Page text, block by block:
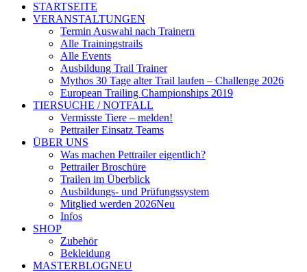
STARTSEITE
VERANSTALTUNGEN
Termin Auswahl nach Trainern
Alle Trainingstrails
Alle Events
Ausbildung Trail Trainer
Mythos 30 Tage alter Trail laufen – Challenge 2026
European Trailing Championships 2019
TIERSUCHE / NOTFALL
Vermisste Tiere – melden!
Pettrailer Einsatz Teams
ÜBER UNS
Was machen Pettrailer eigentlich?
Pettrailer Broschüre
Trailen im Überblick
Ausbildungs- und Prüfungssystem
Mitglied werden 2026Neu
Infos
SHOP
Zubehör
Bekleidung
MASTERBLOGNEU